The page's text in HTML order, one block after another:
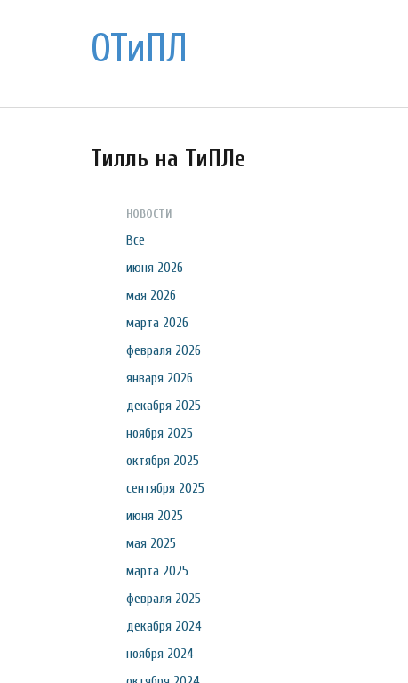
ОТиПЛ
Тилль на ТиПЛе
НОВОСТИ
Все
июня 2026
мая 2026
марта 2026
февраля 2026
января 2026
декабря 2025
ноября 2025
октября 2025
сентября 2025
июня 2025
мая 2025
марта 2025
февраля 2025
декабря 2024
ноября 2024